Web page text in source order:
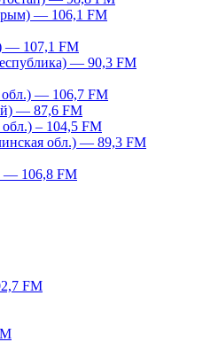
— 106,1 FM
— 107,1 FM
— 90,3 FM
обл.) — 106,7 FM
— 87,6 FM
– 104,5 FM
обл.) — 89,3 FM
— 106,8 FM
FM